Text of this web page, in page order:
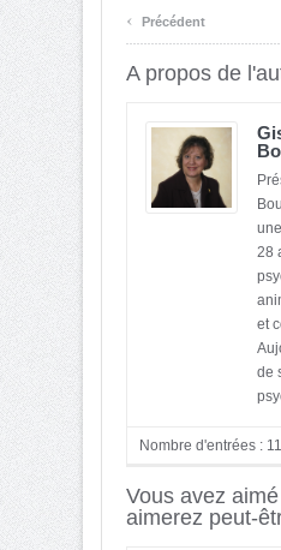
‹ Précédent
A propos de
28
et
de
Nombre d'entrées : 11
Vous avez
aimerez peut-